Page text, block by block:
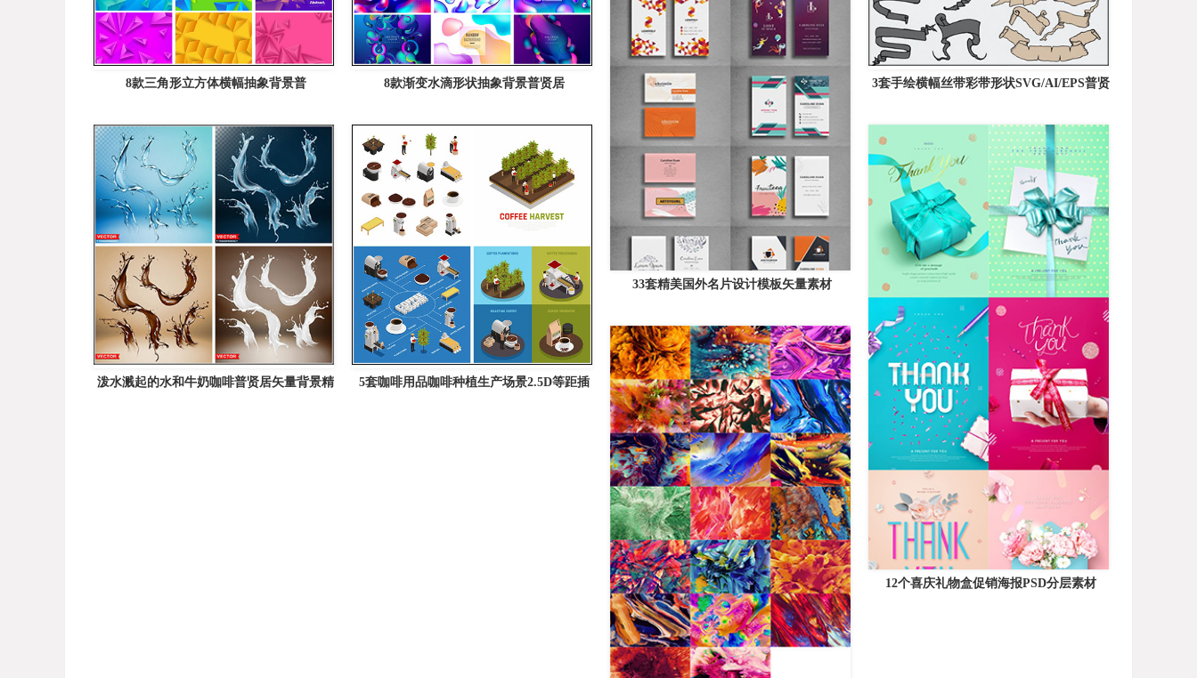
8款三角形立方体横幅抽象背景普 8款渐变水滴形状抽象背景普贤居
33套精美国外名片设计模板矢量素材
3套手绘横幅丝带彩带形状SVG/AI/EPS普贤
泼水溅起的水和牛奶咖啡普贤居矢量背景精
5套咖啡用品咖啡种植生产场景2.5D等距插
12个喜庆礼物盒促销海报PSD分层素材